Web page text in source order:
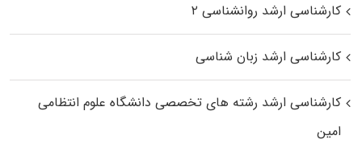
کارشناسی ارشد روانشناسی ۲
کارشناسی ارشد زبان شناسی
کارشناسی ارشد رﺷﺘﻪ ﻫﺎی تخصصی داﻧﺸﮕﺎه ﻋﻠﻮم انتظامی
اﻣﻴﻦ